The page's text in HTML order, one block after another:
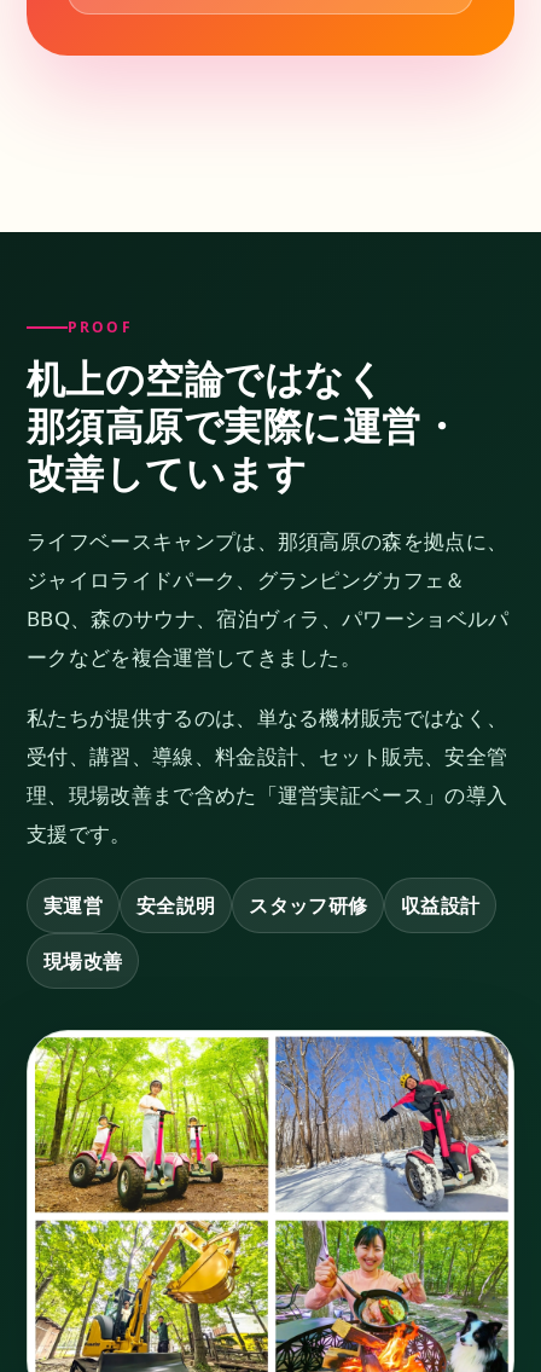
PROOF
机上の空論ではなく
那須高原で実際に運営・
改善しています
ライフベースキャンプは、那須高原の森を拠点に、
ジャイロライドパーク、グランピングカフェ＆
BBQ、森のサウナ、宿泊ヴィラ、パワーショベルパ
ークなどを複合運営してきました。
私たちが提供するのは、単なる機材販売ではなく、
受付、講習、導線、料金設計、セット販売、安全管
理、現場改善まで含めた「運営実証ベース」の導入
支援です。
実運営 安全説明 スタッフ研修 収益設計
現場改善